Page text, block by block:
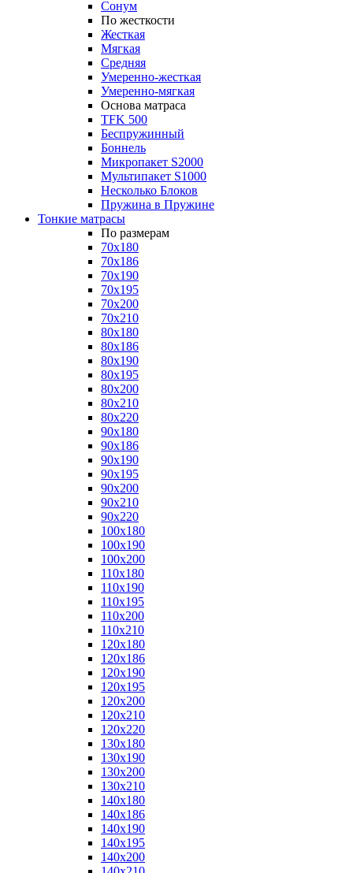
Сонум
По жесткости
Жесткая
Мягкая
Средняя
Умеренно-жесткая
Умеренно-мягкая
Основа матраса
TFK 500
Беспружинный
Боннель
Микропакет S2000
Мультипакет S1000
Несколько Блоков
Пружина в Пружине
Тонкие матрасы
По размерам
70x180
70x186
70x190
70x195
70x200
70x210
80x180
80x186
80x190
80x195
80x200
80x210
80x220
90x180
90x186
90x190
90x195
90x200
90x210
90x220
100x180
100x190
100x200
110x180
110x190
110x195
110x200
110x210
120x180
120x186
120x190
120x195
120x200
120x210
120x220
130x180
130x190
130x200
130x210
140x180
140x186
140x190
140x195
140x200